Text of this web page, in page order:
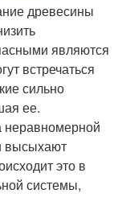
древесины
являются
встречаться
сильно
ее.
неравномерной
высыхают
это в
системы,